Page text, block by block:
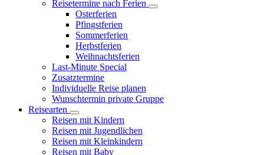
Reisetermine nach Ferien
Osterferien
Pfingstferien
Sommerferien
Herbstferien
Weihnachtsferien
Last-Minute Special
Zusatztermine
Individuelle Reise planen
Wunschtermin private Gruppe
Reisearten
Reisen mit Kindern
Reisen mit Jugendlichen
Reisen mit Kleinkindern
Reisen mit Baby